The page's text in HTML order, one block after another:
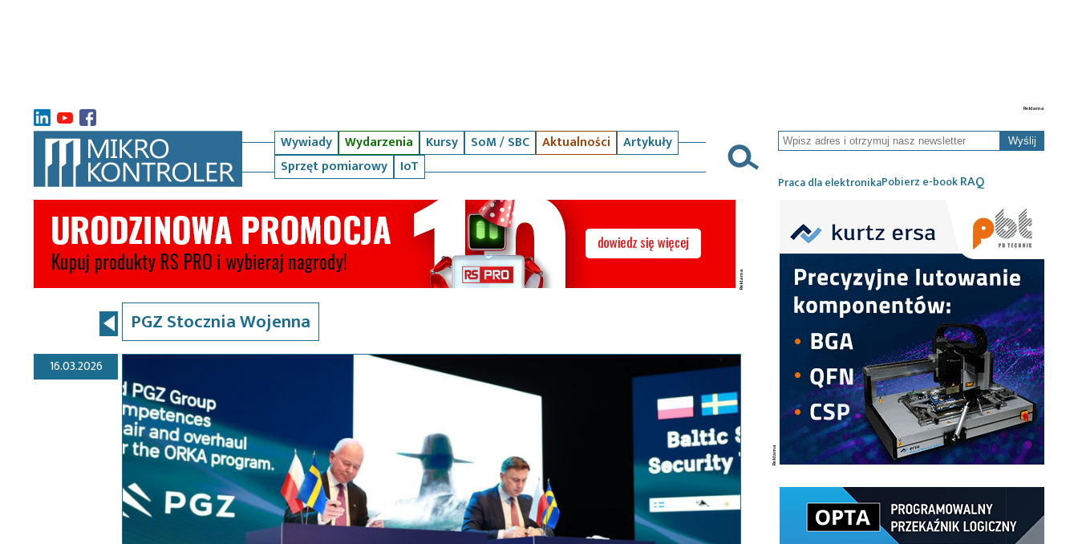
Wywiady Wydarzenia Kursy SoM / SBC Aktualności
Artykuły
Sprzęt pomiarowy
IoT
Wyślij
Praca dla elektronikaPobierz e-bookRAQ
PGZ Stocznia Wojenna
16.03.2026